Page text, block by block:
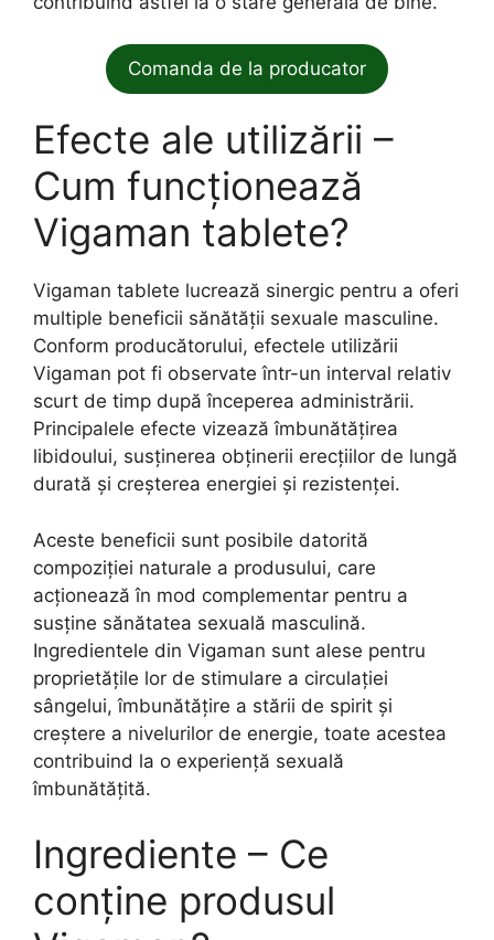
Comanda de la producator
Efecte ale utilizării –
Cum funcționează
Vigaman tablete?
Vigaman tablete lucrează sinergic pentru a oferi
multiple beneficii sănătății sexuale masculine.
Conform producătorului, efectele utilizării
Vigaman pot fi observate într-un interval relativ
scurt de timp după începerea administrării.
Principalele efecte vizează îmbunătățirea
libidoului, susținerea obținerii erecțiilor de lungă
durată și creșterea energiei și rezistenței.
Aceste beneficii sunt posibile datorită
compoziției naturale a produsului, care
acționează în mod complementar pentru a
susține sănătatea sexuală masculină.
Ingredientele din Vigaman sunt alese pentru
proprietățile lor de stimulare a circulației
sângelui, îmbunătățire a stării de spirit și
creștere a nivelurilor de energie, toate acestea
contribuind la o experiență sexuală
îmbunătățită.
Ingrediente – Ce
conține produsul